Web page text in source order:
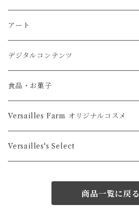
アクリルスタンド
マグカップ・タンブラー・コースター
タペストリー・ポスター・カレンダー
アート
デジタルコンテンツ
食品・お菓子
Versailles Farm オリジナルコスメ
Versailles's Select
商品一覧に戻る